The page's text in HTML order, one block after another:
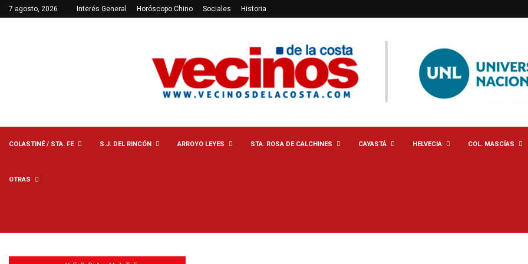
7 agosto, 2026 Interés General Horóscopo Chino Sociales Historia
COLASTINÉ / STA. FE S.J. DEL RINCÓN ARROYO LEYES STA. ROSA DE CALCHINES CAYASTÁ HELVECIA COL. MASCÍAS
OTRAS